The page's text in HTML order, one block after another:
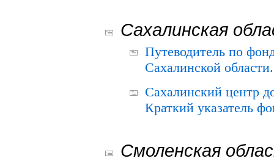
Сахалинская
Путеводитель по
Сахалинской
Сахалинский центр
Краткий указатель
Смоленская